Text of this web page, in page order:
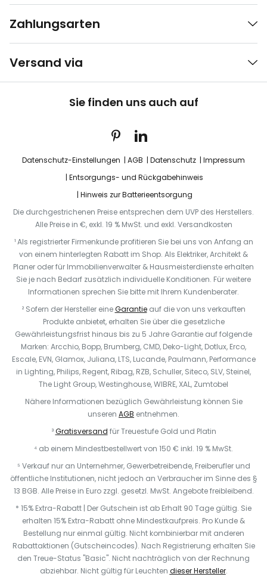
Zahlungsarten
Versand via
Sie finden uns auch auf
Datenschutz-Einstellungen AGB Datenschutz
Impressum
Entsorgungs- und Rückgabehinweis
Hinweis zur Batterieentsorgung
Die durchgestrichenen Preise entsprechen dem UVP des Herstellers.
Alle Preise in €, exkl. 19 % MwSt. und exkl. Versandkosten
¹ Als registrierter Firmenkunde profitieren Sie bei uns von Anfang an
von einem hinterlegten Rabatt im Shop. Als Elektriker, Architekt &
Planer oder für Immobilienverwalter & Hausmeisterdienste erhalten
Sie je nach Bedarf zusätzlich individuelle Konditionen. Für weitere
Informationen sprechen Sie bitte mit Ihrem Kundenberater.
² Sofern der Hersteller eineGarantieauf die von uns verkauften
Produkte anbietet, erhalten Sie über die gesetzliche
Gewährleistungsfrist hinaus bis zu 5 Jahre Garantie auf folgende
Marken: Arcchio, Bopp, Brumberg, CMD, Deko-Light, Dotlux, Erco,
Escale, EVN, Glamox, Juliana, LTS, Lucande, Paulmann, Performance
in Lighting, Philips, Regent, Ribag, RZB, Schuller, Siteco, SLV, Steinel,
The Light Group, Westinghouse, WIBRE, XAL, Zumtobel
Nähere Informationen bezüglich Gewährleistung können Sie
unseren AGB entnehmen.
³Gratisversand für Treuestufe Gold und Platin
⁴ ab einem Mindestbestellwert von 150 € inkl. 19 % MwSt.
⁵ Verkauf nur an Unternehmer, Gewerbetreibende, Freiberufler und
öffentliche Institutionen, nicht jedoch an Verbraucher im Sinne des §
13 BGB. Alle Preise in Euro zzgl. gesetzl. MwSt. Angebote freibleibend.
* 15% Extra-Rabatt | Der Gutschein ist ab Erhalt 90 Tage gültig. Sie
erhalten 15% Extra-Rabatt ohne Mindestkaufpreis. Pro Kunde &
Bestellung nur einmal gültig. Nicht kombinierbar mit anderen
Rabattaktionen (Gutscheincodes). Nach Registrierung erhalten Sie
den Treue-Status "Basic". Nicht nachträglich von der Rechnung
abziehbar. Nicht gültig für Leuchten dieser Hersteller.